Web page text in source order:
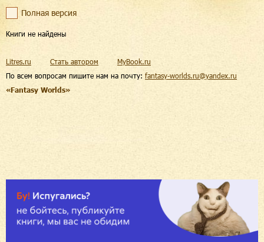
Полная версия
Книги не найдены
По всем вопросам пишите нам на почту: fantasy-worlds.ru@yandex.ru
«Fantasy Worlds»
Litres.ru Стать автором MyBook.ru